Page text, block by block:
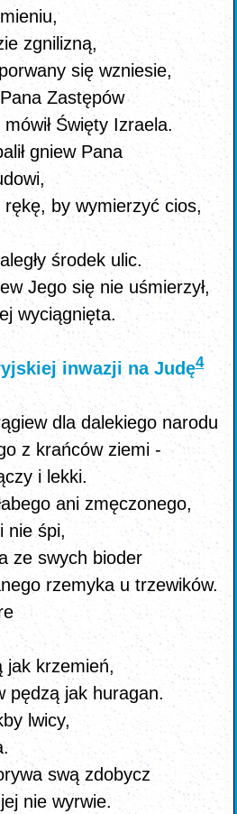
zgnilizną,
się wzniesie,
Zastępów
Święty Izraela.
gniew Pana
rękę, by wymierzyć cios,
środek ulic.
Jego się nie uśmierzył,
wyciągnięta.
inwazji na Judę4
dla dalekiego narodu
z krańców ziemi -
i lekki.
ani zmęczonego,
nie śpi,
ze swych bioder
rzemyka u trzewików.
jak krzemień,
pędzą jak huragan.
lwicy,
swą zdobycz
nie wyrwie.